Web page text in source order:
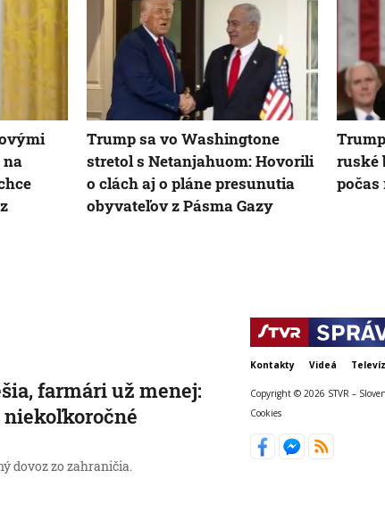
na
Trump sa vo Washingtone
stretol s Netanjahuom: Hovorili
o clách aj o pláne presunutia
obyvateľov z Pásma Gazy
ruské
farmári už menej:
dovoz zo zahraničia.
Kontakty Videá
Copyright © 2026 STVR –
Cookies